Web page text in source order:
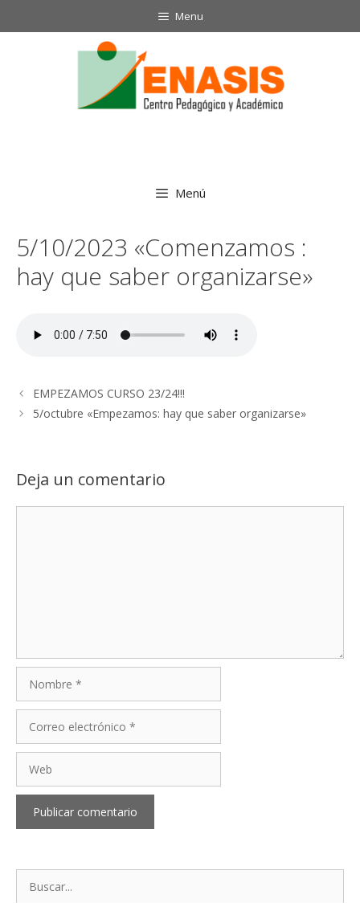
Menu
Menú
5/10/2023 «Comenzamos :
hay que saber organizarse»
EMPEZAMOS CURSO 23/24!!!
5/octubre «Empezamos: hay que saber organizarse»
Deja un comentario